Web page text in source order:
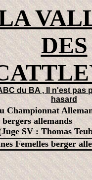
DES
du BA , Il n'est pas
hasard
Championnat
bergers allemands
SV : Thomas
Femelles berger